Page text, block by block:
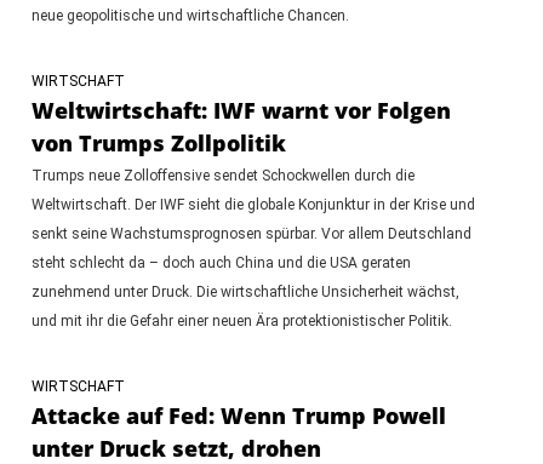
neue geopolitische und wirtschaftliche Chancen.
WIRTSCHAFT
Weltwirtschaft: IWF warnt vor Folgen
von Trumps Zollpolitik
Trumps neue Zolloffensive sendet Schockwellen durch die
Weltwirtschaft. Der IWF sieht die globale Konjunktur in der Krise und
senkt seine Wachstumsprognosen spürbar. Vor allem Deutschland
steht schlecht da – doch auch China und die USA geraten
zunehmend unter Druck. Die wirtschaftliche Unsicherheit wächst,
und mit ihr die Gefahr einer neuen Ära protektionistischer Politik.
WIRTSCHAFT
Attacke auf Fed: Wenn Trump Powell
unter Druck setzt, drohen